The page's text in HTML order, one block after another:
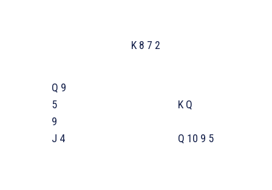
K 8 7 2
Q 9
5
9
J 4
K Q
Q 10 9 5